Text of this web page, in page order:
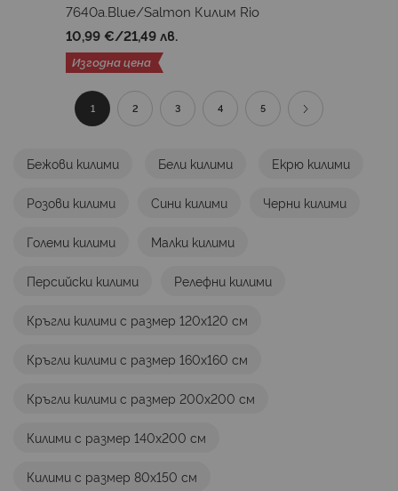
7640a.Blue/Salmon Килим Rio
10,99 €/21,49 лв.
Изгодна цена
Страница
В1 Страница
2 Страница
3 Страница
4 Страница
5 Страница
Продължи
Бежови килими Бели килими Екрю килими
Розови килими Сини килими Черни килими
Големи килими Малки килими
Персийски килими Релефни килими
Кръгли килими с размер 120х120 см
Кръгли килими с размер 160х160 см
Кръгли килими с размер 200х200 см
Килими с размер 140х200 см
Килими с размер 80х150 см